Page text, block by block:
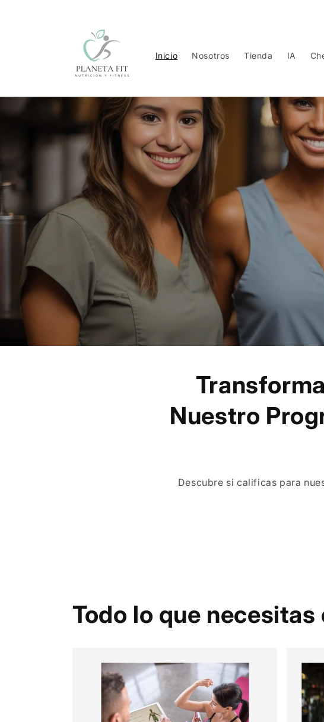
Inicio Nosotros Tienda IA
Nuestro
Descubre si calificas para
Todo lo que